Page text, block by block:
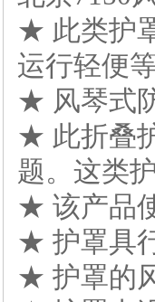
★ 此类护
运行轻便
★ 风琴式
★ 此折叠
题。这类
★ 该产品
★ 护罩具
★ 护罩的